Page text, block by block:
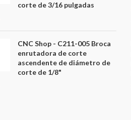
corte de 3/16 pulgadas
CNC Shop - C211-005 Broca
enrutadora de corte
ascendente de diámetro de
corte de 1/8"